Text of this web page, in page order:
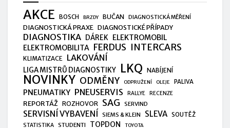
AKCE BOSCH BRZDY BUČAN DIAGNOSTICKÁ MĚŘENÍ
DIAGNOSTICKÁ PRAXE DIAGNOSTICKÉ PŘÍPADY
DIAGNOSTIKA DÁREK ELEKTROMOBIL
ELEKTROMOBILITA FERDUS INTERCARS
KLIMATIZACE LAKOVÁNÍ
LIGA MISTRŮ DIAGNOSTIKY LKQ NABÍJENÍ
NOVINKY ODMĚNY ODPRUŽENÍ OLEJE PALIVA
PNEUMATIKY PNEUSERVIS RALLYE RECENZE
REPORTÁŽ ROZHOVOR SAG SERVIND
SERVISNÍ VYBAVENÍ SIEMS & KLEIN SLEVA SOUTĚŽ
STATISTIKA STUDENTI TOPDON TOYOTA